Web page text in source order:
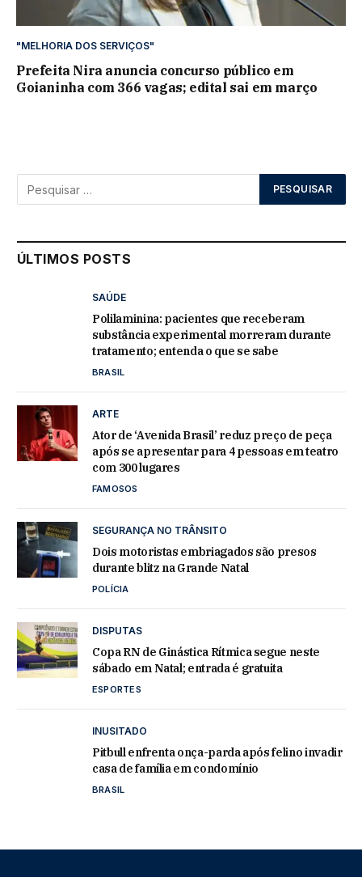
"MELHORIA DOS SERVIÇOS"
Prefeita Nira anuncia concurso público em
Goianinha com 366 vagas; edital sai em março
ÚLTIMOS POSTS
SAÚDE
Polilaminina: pacientes que receberam
substância experimental morreram durante
tratamento; entenda o que se sabe
BRASIL
ARTE
Ator de ‘Avenida Brasil’ reduz preço de peça
após se apresentar para 4 pessoas em teatro
com 300 lugares
FAMOSOS
SEGURANÇA NO TRÂNSITO
Dois motoristas embriagados são presos
durante blitz na Grande Natal
POLÍCIA
DISPUTAS
Copa RN de Ginástica Rítmica segue neste
sábado em Natal; entrada é gratuita
ESPORTES
INUSITADO
Pitbull enfrenta onça-parda após felino invadir
casa de família em condomínio
BRASIL